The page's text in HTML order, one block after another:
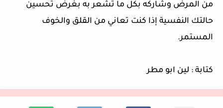
من المرض وشاركه بكل ما تشعر به بغرض تحسين
حالتك النفسية إذا كنت تعاني من القلق والخوف
المستمر.
كتابة : لين ابو مطر